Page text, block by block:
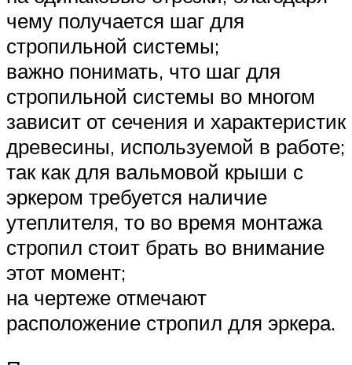
чему получается шаг для
стропильной системы;
важно понимать, что шаг для
стропильной системы во многом
зависит от сечения и характеристик
древесины, используемой в работе;
так как для вальмовой крыши с
эркером требуется наличие
утеплителя, то во время монтажа
стропил стоит брать во внимание
этот момент;
на чертеже отмечают
расположение стропил для эркера.